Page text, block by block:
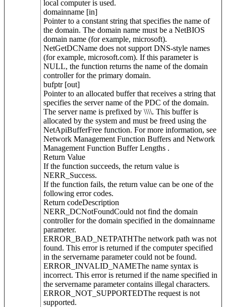
local computer is used.
domainname [in]
Pointer to a constant string that specifies the name of
the domain. The domain name must be a NetBIOS
domain name (for example, microsoft).
NetGetDCName does not support DNS-style names
(for example, microsoft.com). If this parameter is
NULL, the function returns the name of the domain
controller for the primary domain.
bufptr [out]
Pointer to an allocated buffer that receives a string that
specifies the server name of the PDC of the domain.
The server name is prefixed by \\\\. This buffer is
allocated by the system and must be freed using the
NetApiBufferFree function. For more information, see
Network Management Function Buffers and Network
Management Function Buffer Lengths .
Return Value
If the function succeeds, the return value is
NERR_Success.
If the function fails, the return value can be one of the
following error codes.
Return codeDescription
NERR_DCNotFoundCould not find the domain
controller for the domain specified in the domainname
parameter.
ERROR_BAD_NETPATHThe network path was not
found. This error is returned if the computer specified
in the servername parameter could not be found.
ERROR_INVALID_NAMEThe name syntax is
incorrect. This error is returned if the name specified in
the servername parameter contains illegal characters.
ERROR_NOT_SUPPORTEDThe request is not
supported.